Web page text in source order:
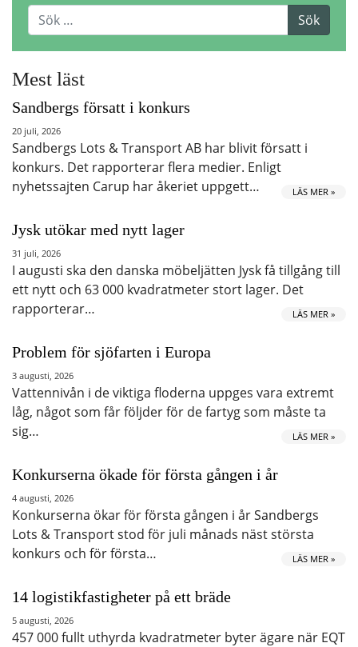
Mest läst
Sandbergs försatt i konkurs
20 juli, 2026
Sandbergs Lots & Transport AB har blivit försatt i
konkurs. Det rapporterar flera medier. Enligt
nyhetssajten Carup har åkeriet uppgett…
LÄS MER »
Jysk utökar med nytt lager
31 juli, 2026
I augusti ska den danska möbeljätten Jysk få tillgång till
ett nytt och 63 000 kvadratmeter stort lager. Det
rapporterar…
LÄS MER »
Problem för sjöfarten i Europa
3 augusti, 2026
Vattennivån i de viktiga floderna uppges vara extremt
låg, något som får följder för de fartyg som måste ta
sig…
LÄS MER »
Konkurserna ökade för första gången i år
4 augusti, 2026
Konkurserna ökar för första gången i år Sandbergs
Lots & Transport stod för juli månads näst största
konkurs och för första…
LÄS MER »
14 logistikfastigheter på ett bräde
5 augusti, 2026
457 000 fullt uthyrda kvadratmeter byter ägare när EQT